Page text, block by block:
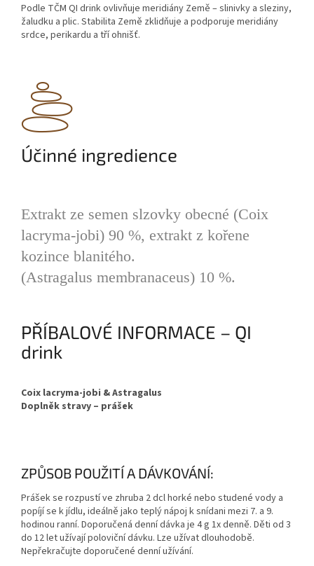
Podle TČM QI drink ovlivňuje meridiány Země – slinivky a sleziny,
žaludku a plic. Stabilita Země zklidňuje a podporuje meridiány
srdce, perikardu a tří ohnišť.
Účinné ingredience
Extrakt ze semen slzovky obecné (Coix
lacryma-jobi) 90 %, extrakt z kořene
kozince blanitého.
(Astragalus membranaceus) 10 %.
PŘÍBALOVÉ INFORMACE – QI
drink
Coix lacryma-jobi & Astragalus
Doplněk stravy – prášek
ZPŮSOB POUŽITÍ A DÁVKOVÁNÍ:
Prášek se rozpustí ve zhruba 2 dcl horké nebo studené vody a
popíjí se k jídlu, ideálně jako teplý nápoj k snídani mezi 7. a 9.
hodinou ranní. Doporučená denní dávka je 4 g 1x denně. Děti od 3
do 12 let užívají poloviční dávku. Lze užívat dlouhodobě.
Nepřekračujte doporučené denní užívání.